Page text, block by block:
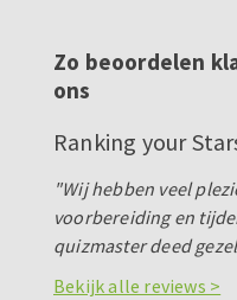
Zo beoordelen
ons
Ranking your
"Wij hebben veel
voorbereiding en
quizmaster deed
Bekijk alle reviews >